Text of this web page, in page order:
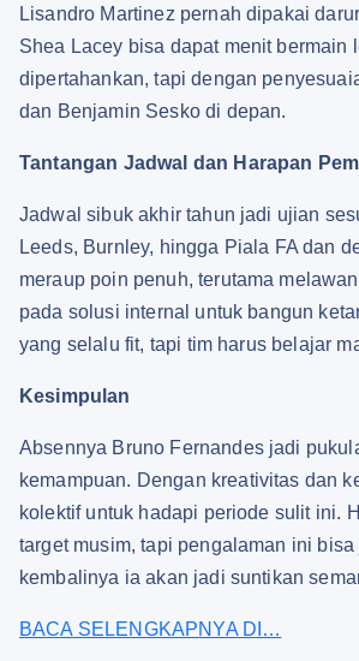
Lisandro Martinez pernah dipakai
Shea Lacey bisa dapat menit bermain
dipertahankan, tapi dengan
dan Benjamin Sesko di depan.
Tantangan Jadwal dan Harapan
Jadwal sibuk akhir tahun jadi ujian
Leeds, Burnley, hingga Piala FA dan
meraup poin penuh, terutama
pada solusi internal untuk bangun
yang selalu fit, tapi tim harus belajar
Kesimpulan
Absennya Bruno Fernandes jadi
kemampuan. Dengan kreativitas dan
kolektif untuk hadapi periode sulit ini.
target musim, tapi pengalaman ini
kembalinya ia akan jadi suntikan
BACA SELENGKAPNYA DI…